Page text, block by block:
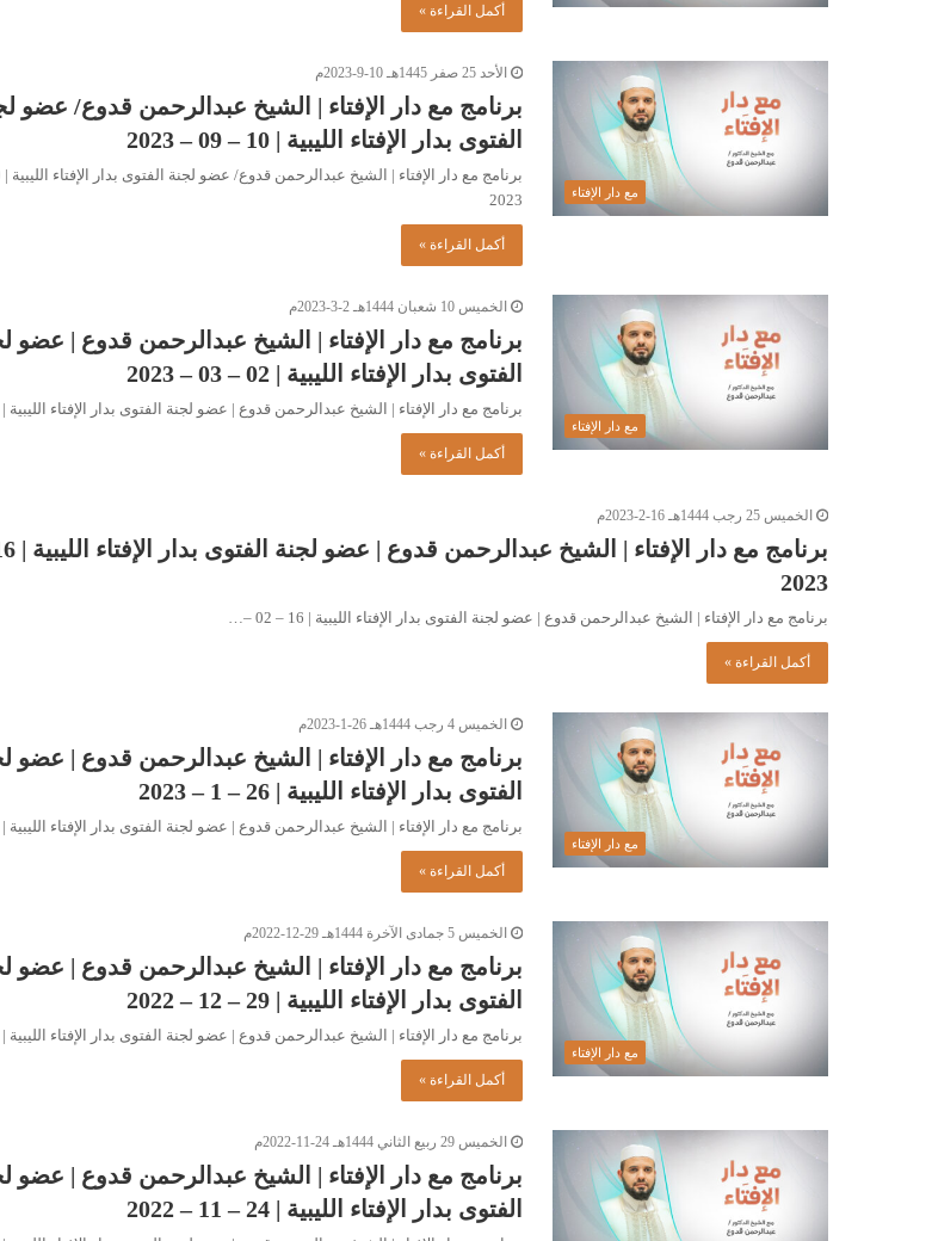
أكمل القراءة »
مع دار الإفتاء
الأحد 25 صفر 1445هـ 10-9-2023م
برنامج مع دار الإفتاء | الشيخ عبدالرحمن قدوع/ عضو
الفتوى بدار الإفتاء الليبية | 10 – 09 – 2023
2023
أكمل القراءة »
مع دار الإفتاء
الخميس 10 شعبان 1444هـ 2-3-2023م
برنامج مع دار الإفتاء | الشيخ عبدالرحمن قدوع | عضو
الفتوى بدار الإفتاء الليبية | 02 – 03 – 2023
برنامج مع دار الإفتاء | الشيخ عبدالرحمن قدوع | عضو لجنة الفتوى بدار الإفتاء الليبية | 02 – 03 –…
أكمل القراءة »
الخميس 25 رجب 1444هـ 16-2-2023م
2023
برنامج مع دار الإفتاء | الشيخ عبدالرحمن قدوع | عضو لجنة الفتوى بدار الإفتاء الليبية | 16 – 02 –…
أكمل القراءة »
مع دار الإفتاء
الخميس 4 رجب 1444هـ 26-1-2023م
برنامج مع دار الإفتاء | الشيخ عبدالرحمن قدوع | عضو
الفتوى بدار الإفتاء الليبية | 26 – 1 – 2023
برنامج مع دار الإفتاء | الشيخ عبدالرحمن قدوع | عضو لجنة الفتوى بدار الإفتاء الليبية | 26 – 1 –…
أكمل القراءة »
مع دار الإفتاء
الخميس 5 جمادى الآخرة 1444هـ 29-12-2022م
برنامج مع دار الإفتاء | الشيخ عبدالرحمن قدوع | عضو
الفتوى بدار الإفتاء الليبية | 29 – 12 – 2022
برنامج مع دار الإفتاء | الشيخ عبدالرحمن قدوع | عضو لجنة الفتوى بدار الإفتاء الليبية | 29 – 12 –…
أكمل القراءة »
الخميس 29 ربيع الثاني 1444هـ 24-11-2022م
برنامج مع دار الإفتاء | الشيخ عبدالرحمن قدوع | عضو
الفتوى بدار الإفتاء الليبية | 24 – 11 – 2022